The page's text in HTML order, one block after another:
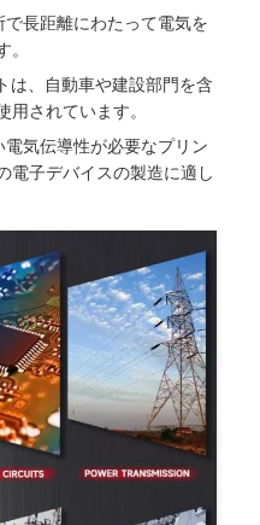
長距離にわたって電気を
。
は、自動車や建設部門を含
用されています。
電気伝導性が必要なプリン
電子デバイスの製造に適し